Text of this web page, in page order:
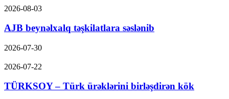
2026-08-03
AJB beynəlxalq təşkilatlara səslənib
2026-07-30
2026-07-22
TÜRKSOY – Türk ürəklərini birləşdirən kök